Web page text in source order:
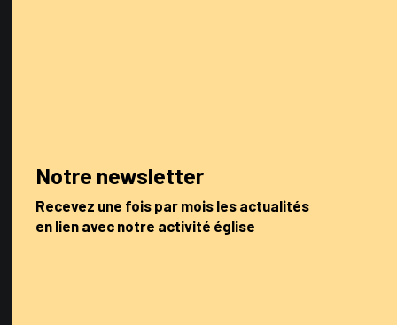
Notre newsletter
Recevez une fois par mois les actualités
en lien avec notre activité église